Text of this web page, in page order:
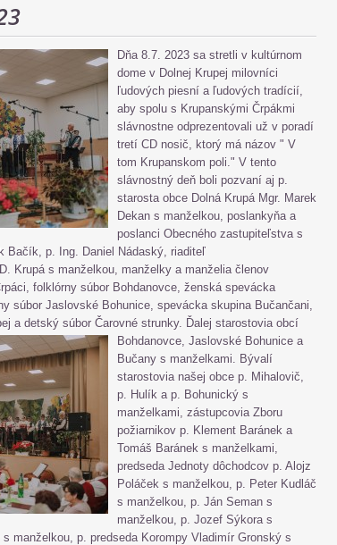
Dňa 8.7. 2023 sa stretli v kultúrnom
dome v Dolnej Krupej milovníci
ľudových piesní a ľudových tradícií,
aby spolu s Krupanskými Črpákmi
slávnostne odprezentovali už v poradí
tretí CD nosič, ktorý má názov " V
tom Krupanskom poli." V tento
slávnostný deň boli pozvaní aj p.
starosta obce Dolná Krupá Mgr. Marek
Dekan s manželkou, poslankyňa a
poslanci Obecného zastupiteľstva s
Bačík, p. Ing. Daniel Nádaský, riaditeľ
Krupá s manželkou, manželky a manželia členov
folklórny súbor Bohdanovce, ženská spevácka
súbor Jaslovské Bohunice, spevácka skupina Bučančani,
a detský súbor Čarovné strunky. Ďalej starostovia obcí
Bohdanovce, Jaslovské Bohunice a
Bučany s manželkami. Bývalí
starostovia našej obce p. Mihalovič,
p. Hulík a p. Bohunický s
manželkami, zástupcovia Zboru
požiarnikov p. Klement Baránek a
Tomáš Baránek s manželkami,
predseda Jednoty dôchodcov p. Alojz
Poláček s manželkou, p. Peter Kudláč
s manželkou, p. Ján Seman s
manželkou, p. Jozef Sýkora s
manželkou, p. predseda Korompy Vladimír Gronský s